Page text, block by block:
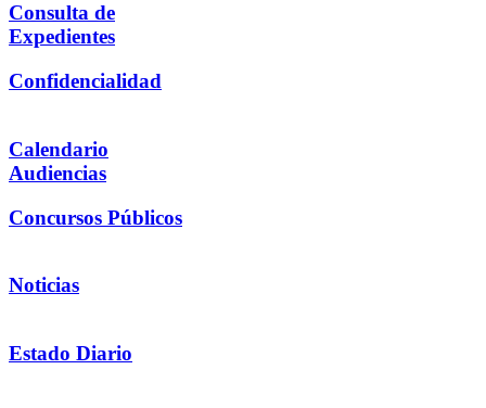
Consulta de
Expedientes
Confidencialidad
Calendario
Audiencias
Concursos Públicos
Noticias
Estado Diario